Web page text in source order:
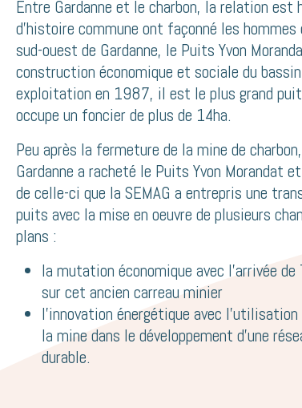
Entre Gardanne et le charbon, la relation
d’histoire commune ont façonné les
sud-ouest de Gardanne, le Puits Yvon
construction économique et sociale du
exploitation en 1987, il est le plus grand
occupe un foncier de plus de 14ha.
Peu après la fermeture de la mine de
Gardanne a racheté le Puits Yvon Morandat
de celle-ci que la SEMAG a entrepris une
puits avec la mise en oeuvre de plusieurs
plans :
la mutation économique avec l’arrivée
sur cet ancien carreau minier
l’innovation énergétique avec l’utilisation
la mine dans le développement d’une
durable.